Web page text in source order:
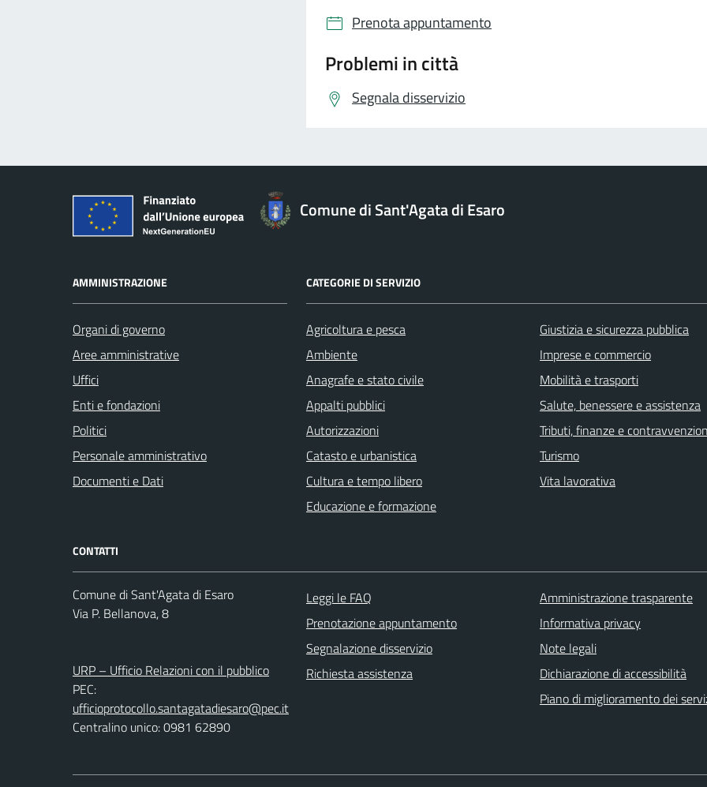
Prenota appuntamento
Problemi in città
Segnala disservizio
Comune di Sant'Agata di Esaro
AMMINISTRAZIONE
Organi di governo
Aree amministrative
Uffici
Enti e fondazioni
Politici
Personale amministrativo
Documenti e Dati
CATEGORIE DI SERVIZIO
Agricoltura e pesca
Ambiente
Anagrafe e stato civile
Appalti pubblici
Autorizzazioni
Catasto e urbanistica
Cultura e tempo libero
Educazione e formazione
Giustizia e sicurezza pubblica
Imprese e commercio
Mobilità e trasporti
Salute, benessere e assistenza
Tributi, finanze e
Turismo
Vita lavorativa
CONTATTI
Comune di Sant'Agata di Esaro
Via P. Bellanova, 8
URP – Ufficio Relazioni con il pubblico
PEC:
ufficioprotocollo.santagatadiesaro@pec.it
Centralino unico: 0981 62890
Leggi le FAQ
Prenotazione appuntamento
Segnalazione disservizio
Richiesta assistenza
Amministrazione trasparente
Informativa privacy
Note legali
Dichiarazione di accessibilità
Piano di miglioramento dei